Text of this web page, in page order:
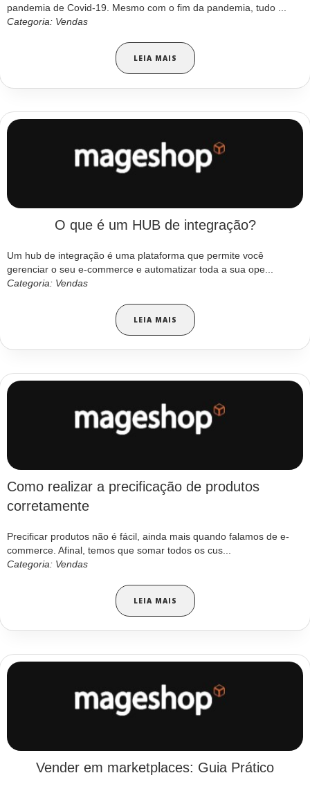
pandemia de Covid-19. Mesmo com o fim da pandemia, tudo ...
Categoria: Vendas
LEIA MAIS
O que é um HUB de integração?
Um hub de integração é uma plataforma que permite você
gerenciar o seu e-commerce e automatizar toda a sua ope...
Categoria: Vendas
LEIA MAIS
Como realizar a precificação de produtos
corretamente
Precificar produtos não é fácil, ainda mais quando falamos de e-
commerce. Afinal, temos que somar todos os cus...
Categoria: Vendas
LEIA MAIS
Vender em marketplaces: Guia Prático